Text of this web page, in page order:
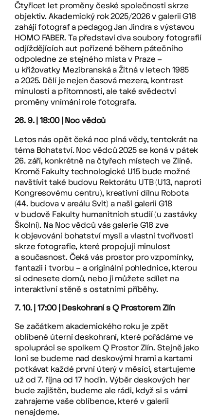
Čtyřicet let proměny české společnosti skrze
objektiv. Akademický rok 2025/2026 v galerii G18
zahájí fotograf a pedagog Jan Jindra s výstavou
HOMO FABER. Ta představí dva soubory fotografií
odjíždějících aut pořízené během pátečního
odpoledne ze stejného místa v Praze –
u křižovatky Mezibranská a Žitná v letech 1985
a 2025. Dělí je nejen časová mezera, kontrast
minulosti a přítomnosti, ale také svědectví
proměny vnímání role fotografa.
26. 9. | 18:00 | Noc vědců
Letos nás opět čeká noc plná vědy, tentokrát na
téma Bohatství. Noc vědců 2025 se koná v pátek
26. září, konkrétně na čtyřech místech ve Zlíně.
Kromě Fakulty technologické U15 bude možné
navštívit také budovu Rektorátu UTB (U13, naproti
Kongresovému centru), kreativní dílnu Robota
(44. budova v areálu Svit) a naši galerii G18
v budově Fakulty humanitních studií (u zastávky
Školní). Na Noc vědců vás galerie G18 zve
k objevování bohatství mysli a vlastní tvořivosti
skrze fotografie, které propojují minulost
a současnost. Čeká vás prostor pro vzpomínky,
fantazii i tvorbu – a originální pohlednice, kterou
si odnesete domů, nebo ji můžete sdílet na
interaktivní stěně s ostatními příběhy.
7. 10. | 17:00 | Deskohraní s Q Prostorem Zlín
Se začátkem akademického roku je zpět
oblíbené úterní deskohraní, které pořádáme ve
spolupráci se spolkem Q Prostor Zlín. Stejně jako
loni se budeme nad deskovými hrami a kartami
potkávat každé první úterý v měsíci, startujeme
už od 7. října od 17 hodin. Výběr deskových her
bude zajištěn, budeme ale rádi, když si s vámi
zahrajeme vaše oblíbence, které v galerii
nenajdeme.